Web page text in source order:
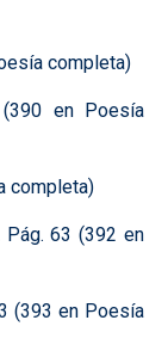
completa)
en Poesía
completa)
Pág. 63 (392 en
(393 en Poesía